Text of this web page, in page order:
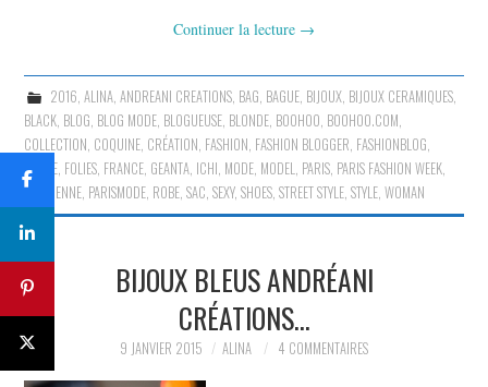
Continuer la lecture →
2016, ALINA, ANDREANI CREATIONS, BAG, BAGUE, BIJOUX, BIJOUX CERAMIQUES,
BLACK, BLOG, BLOG MODE, BLOGUEUSE, BLONDE, BOOHOO, BOOHOO.COM,
COLLECTION, COQUINE, CRÉATION, FASHION, FASHION BLOGGER, FASHIONBLOG,
FEMME, FOLIES, FRANCE, GEANTA, ICHI, MODE, MODEL, PARIS, PARIS FASHION WEEK,
PARISIENNE, PARISMODE, ROBE,SAC,SEXY,SHOES,STREET STYLE,STYLE,WOMAN
BIJOUX BLEUS ANDRÉANI
CRÉATIONS…
9 JANVIER 2015 ALINA 4 COMMENTAIRES